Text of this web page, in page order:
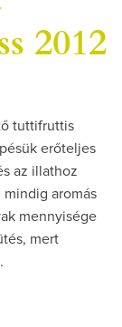
2012
tuttifruttis
erőteljes
az illathoz
aromás
mennyisége
mert